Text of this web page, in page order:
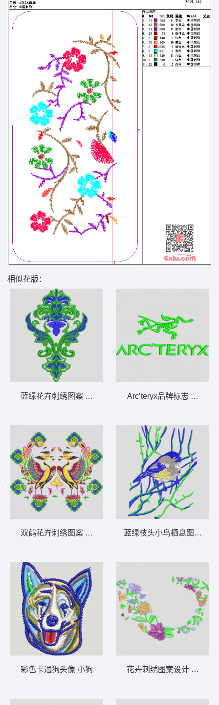
相似花版：
蓝绿花卉刺绣图案 抱枕
双鹤花卉刺绣图案 丹顶鹤仙鹤鸟吉祥
彩色卡通狗头像 小狗
Arc’teryx品牌标志 变色龙
蓝绿枝头小鸟栖息图 鸟语
花卉刺绣图案设计 简单花